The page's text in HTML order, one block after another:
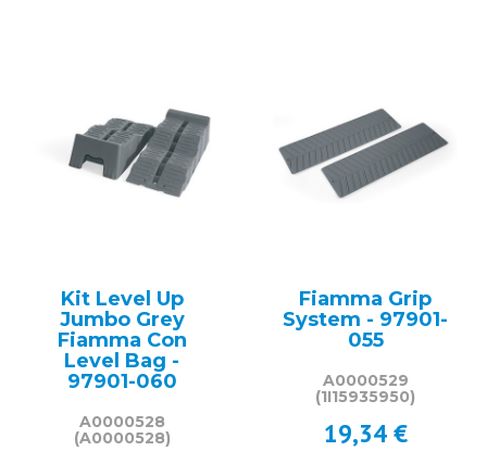
Kit Level Up
Jumbo Grey
Fiamma Con
Level Bag -
97901-060
A0000528
(A0000528)
Fiamma Grip
System - 97901-
055
A0000529
(1I15935950)
19,34 €